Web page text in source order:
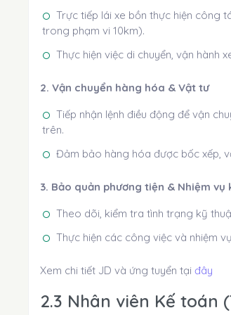
Trực tiếp lái xe bồn thực hiện công
trong phạm vi 10km).
Thực hiện việc di chuyển, vận hành
2. Vận chuyển hàng hóa & Vật tư
Tiếp nhận lệnh điều động để vận
trên.
Đảm bảo hàng hóa được bốc xếp,
3. Bảo quản phương tiện & Nhiệm vụ
Theo dõi, kiểm tra tình trạng kỹ
Thực hiện các công việc và nhiệm
Xem chi tiết JD và ứng tuyển tại đây
2.3 Nhân viên Kế toán